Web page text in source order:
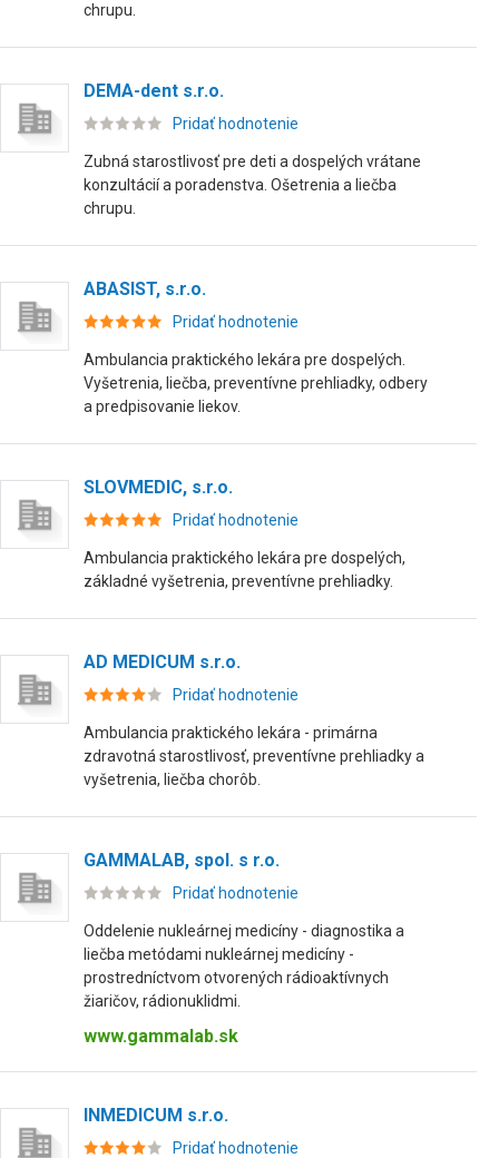
chrupu.
DEMA-dent s.r.o.
Pridať hodnotenie
Zubná starostlivosť pre deti a dospelých vrátane
konzultácií a poradenstva. Ošetrenia a liečba
chrupu.
ABASIST, s.r.o.
Pridať hodnotenie
Ambulancia praktického lekára pre dospelých.
Vyšetrenia, liečba, preventívne prehliadky, odbery
a predpisovanie liekov.
SLOVMEDIC, s.r.o.
Pridať hodnotenie
Ambulancia praktického lekára pre dospelých,
základné vyšetrenia, preventívne prehliadky.
AD MEDICUM s.r.o.
Pridať hodnotenie
Ambulancia praktického lekára - primárna
zdravotná starostlivosť, preventívne prehliadky a
vyšetrenia, liečba chorôb.
GAMMALAB, spol. s r.o.
Pridať hodnotenie
Oddelenie nukleárnej medicíny - diagnostika a
liečba metódami nukleárnej medicíny -
prostredníctvom otvorených rádioaktívnych
žiaričov, rádionuklidmi.
www.gammalab.sk
INMEDICUM s.r.o.
Pridať hodnotenie